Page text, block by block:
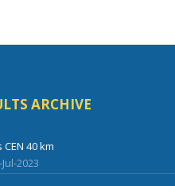
ARCHIVE
40 km
2023